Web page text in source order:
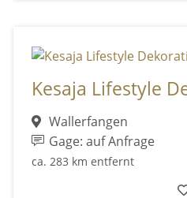
Kesaja Lifestyle
Wallerfangen
Gage: auf Anfrage
ca. 283 km entfernt